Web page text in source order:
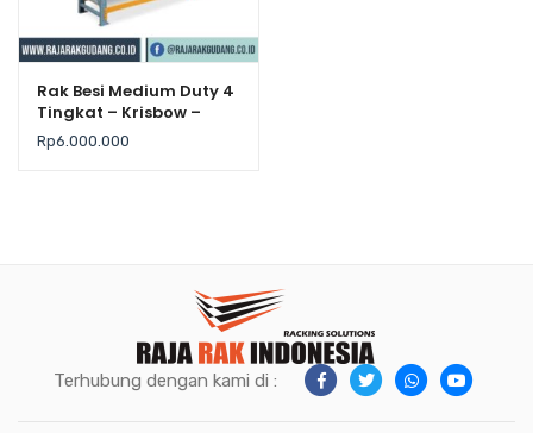
Rak Besi Medium Duty 4
Tingkat – Krisbow –
Kekuatan 500Kg / Level
Rp6.000.000
Terhubung dengan kami di :